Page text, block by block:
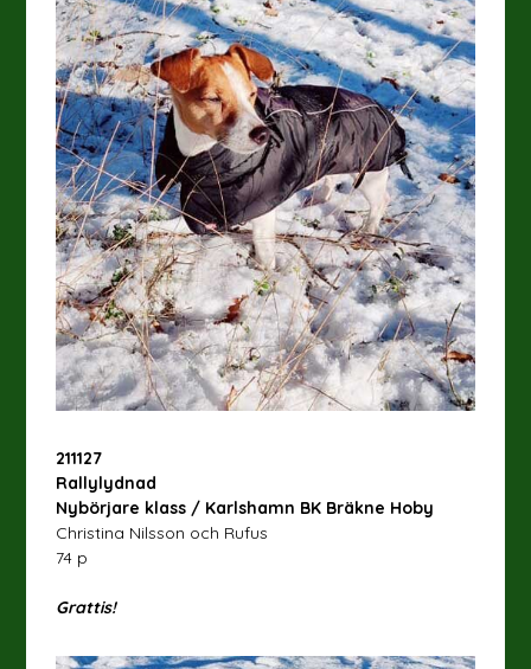
211127
Rallylydnad
Nybörjare klass / Karlshamn BK Bräkne Hoby
Christina Nilsson och Rufus
74 p
Grattis!